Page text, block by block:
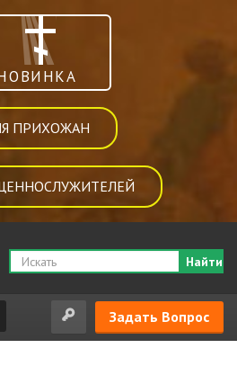
ПРИХОЖАН
Найти
Задать Вопрос